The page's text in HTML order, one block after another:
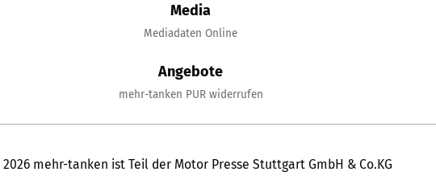
Media
Mediadaten Online
Angebote
mehr-tanken PUR widerrufen
2026 mehr-tanken ist Teil der Motor Presse Stuttgart GmbH & Co.KG